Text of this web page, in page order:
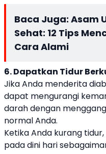
Baca Juga: Asam
Sehat: 12 Tips
Cara Alami
6. Dapatkan Tidur
Jika Anda menderita
dapat mengurangi
darah dengan
normal Anda.
Ketika Anda kurang
pada dini hari